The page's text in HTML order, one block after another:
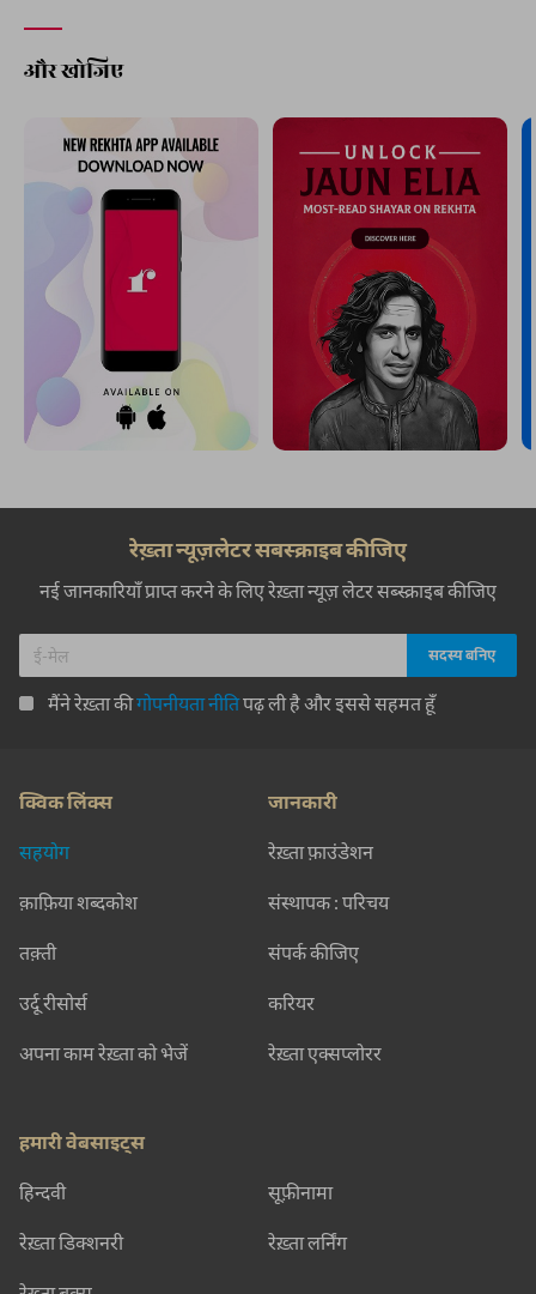
और खोजिए
रेख़्ता न्यूज़लेटर सबस्क्राइब कीजिए
नई जानकारियाँ प्राप्त करने के लिए रेख़्ता न्यूज़ लेटर सब्स्क्राइब कीजिए
मैंने रेख़्ता कीगोपनीयता नीतिपढ़ ली है और इससे सहमत हूँ
क्विक लिंक्स
सहयोग
क़ाफ़िया शब्दकोश
तक़्ती
उर्दू रीसोर्स
अपना काम रेख़्ता को भेजें
जानकारी
रेख़्ता फ़ाउंडेशन
संस्थापक : परिचय
संपर्क कीजिए
करियर
रेख़्ता एक्सप्लोरर
हमारी वेबसाइट्स
हिन्दवी सूफ़ीनामा
रेख़्ता डिक्शनरी रेख़्ता लर्निंग